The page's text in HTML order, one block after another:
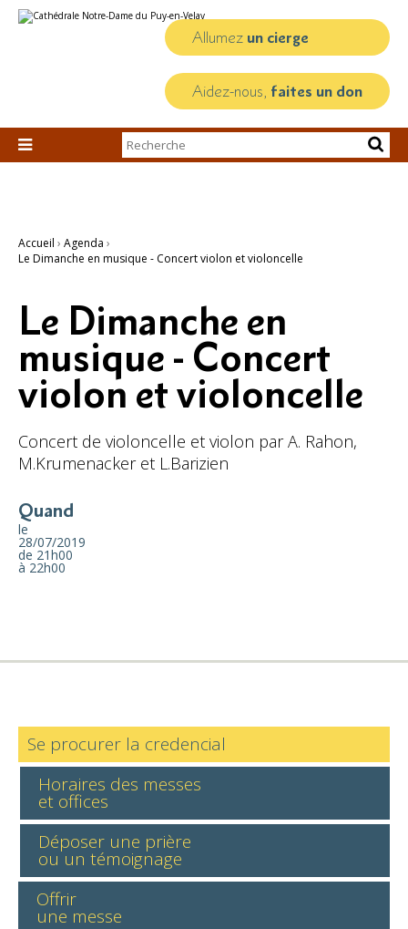
au
personnels
Allumez un cierge
Aidez-nous, faites un don

Chercher par
Recherche
Accueil › Agenda ›
Le Dimanche en musique - Concert violon et violoncelle
Le Dimanche en
musique - Concert
violon et violoncelle
Concert de violoncelle et violon par A. Rahon,
M.Krumenacker et L.Barizien
Quand
le
28/07/2019
de 21h00
à 22h00
Se procurer la credencial
Horaires des messes
et offices
Déposer une prière
ou un témoignage
Offrir
une messe